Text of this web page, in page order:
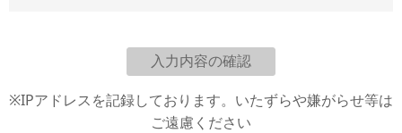
※IPアドレスを記録しております。いたずらや嫌がらせ等は
ご遠慮ください